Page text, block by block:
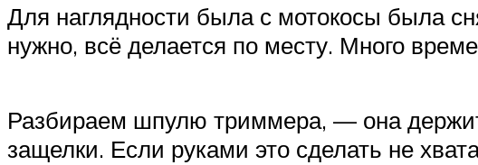
Для наглядности была с мотокосы была
нужно, всё делается по месту. Много
Разбираем шпулю триммера, — она
защелки. Если руками это сделать не